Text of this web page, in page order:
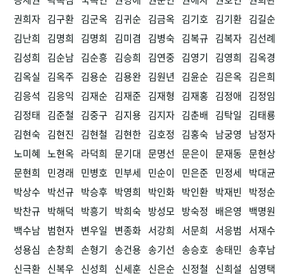
권희자 김구환 김군옥 김귀순 김금옥 김기호 김기환 김길순
김난희
김명희 김명희 김미겸 김병숙 김복규 김복자 김선례
김성희
김순남 김순흥 김승희 김연중 김영기 김영희
김옥경
김옥실
김옥주 김용순 김용완 김원년 김윤순 김은옥 김은희
김응석
김응익 김재순 김재준 김재형 김재홍 김정애 김정임
김정태 김준철 김중구 김지용 김지자 김춘배 김탁일
김태룡
김현숙 김현진 김현철 김현한 김호정 김홍숙 남궁영
남정자
노미혜 노현옥 라덕희 문기대 문명선 문은이 문재동 문현상
문현희
민경래 민병호 민부세 민순이 민은준 민정세 박대균
박상수 박선규 박승후 박영희 박인화 박인환 박재빈
박정순
박찬규 박해덕 박흥기 박희숙 방성모 방숙정 배은영
백명원
백수남 범현자 변우일 변종화 서강희 서문희 서응범
서재수
성용심 손창희 손형기 송건용 송기선 송승호 송태민 송후남
신극환 신복우 신성희 신세훈 신은순 신정철 신희설
심영택